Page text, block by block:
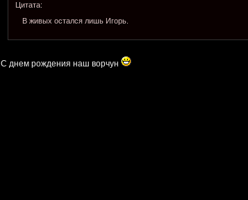
Цитата:
В живых остался лишь Игорь.
С днем рождения наш ворчун